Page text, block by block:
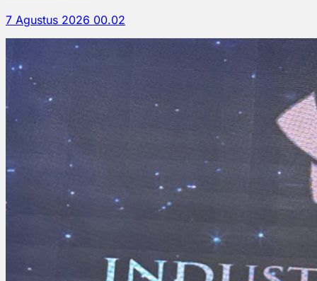
7 Agustus 2026 00.02